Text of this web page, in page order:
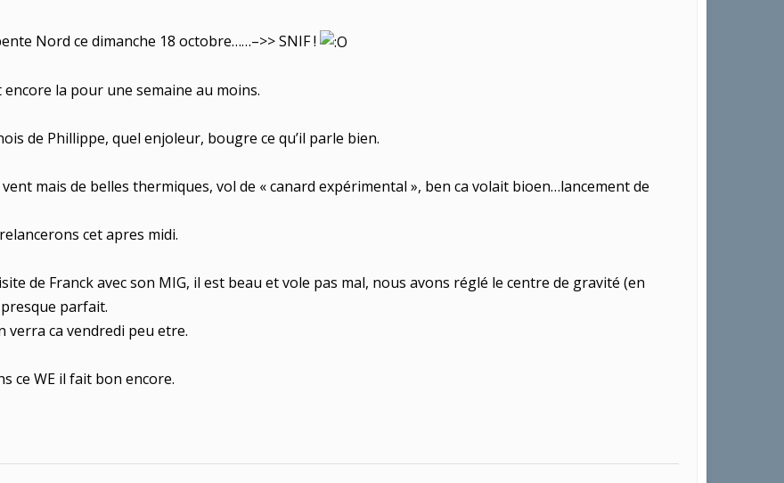
Nord ce dimanche 18 octobre……–>> SNIF !
la pour une semaine au moins.
de Phillippe, quel enjoleur, bougre ce qu’il parle bien.
mais de belles thermiques, vol de « canard expérimental », ben ca volait bioen…lancement de
cet apres midi.
de Franck avec son MIG, il est beau et vole pas mal, nous avons réglé le centre de gravité (en
parfait.
verra ca vendredi peu etre.
ce WE il fait bon encore.